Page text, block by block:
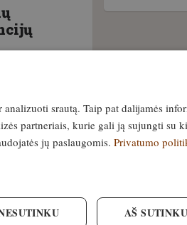
srautą. Taip pat dalijamės
partneriais, kurie gali ją sujungti su
jų paslaugomis. Privatumo
AŠ SUTINKU